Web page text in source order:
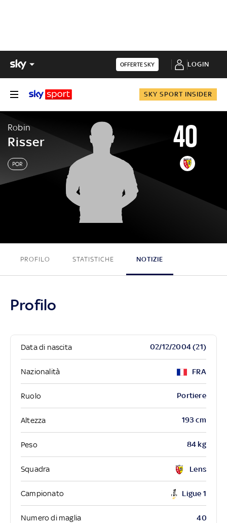
OFFERTE SKY LOGIN
SKY SPORT INSIDER
Robin
Risser
POR
40
Robin Risser
PROFILO STATISTICHE NOTIZIE
Profilo
Data di nascita 02/12/2004 (21)
Nazionalità FRA
Ruolo Portiere
Altezza 193 cm
Peso 84 kg
Squadra Lens
Campionato Ligue 1
Numero di maglia 40